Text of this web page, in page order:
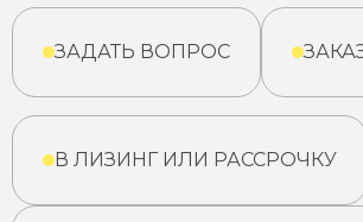
ЗАДАТЬ ВОПРОС
В ЛИЗИНГ ИЛИ РАССРОЧКУ